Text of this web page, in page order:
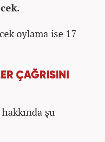
oylama ise 17
ÇAĞRISINI
şu